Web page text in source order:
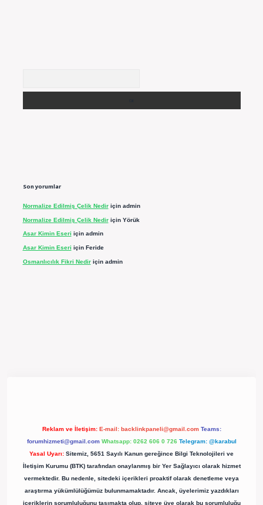
Son yorumlar
Normalize Edilmiş Çelik Nediriçin admin
Normalize Edilmiş Çelik Nediriçin Yörük
Asar Kimin Eseri için admin
Asar Kimin Eseri için Feride
Osmanlıcılık Fikri Nediriçin admin
Reklam ve İletişim: E-mail: backlinkpaneli@gmail.com Teams:
forumhizmeti@gmail.com Whatsapp: 0262 606 0 726 Telegram: @karabul
Yasal Uyarı: Sitemiz, 5651 Sayılı Kanun gereğince Bilgi Teknolojileri ve
İletişim Kurumu (BTK) tarafından onaylanmış bir Yer Sağlayıcı olarak hizmet
vermektedir. Bu nedenle, sitedeki içerikleri proaktif olarak denetleme veya
araştırma yükümlülüğümüz bulunmamaktadır. Ancak, üyelerimiz yazdıkları
içeriklerin sorumluluğunu taşımakta olup, siteye üye olarak bu sorumluluğu